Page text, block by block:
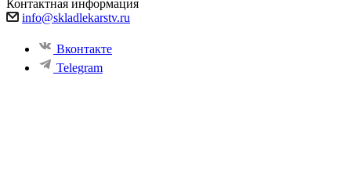
Контактная информация
info@skladlekarstv.ru
Вконтакте
Telegram